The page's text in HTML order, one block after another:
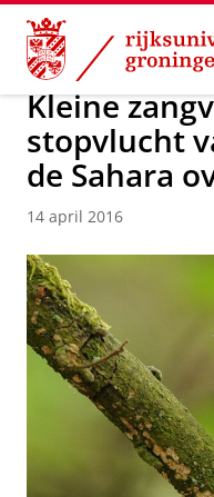
Skip
Content
Skip
Navigation
Over ons Actueel
Kleine
stopvlucht
de Sahara
14 april 2016